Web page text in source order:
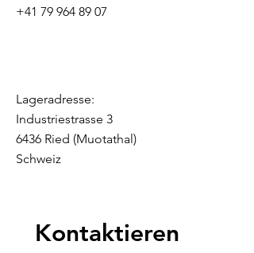
+41 79 964 89 07
Lageradresse:
Industriestrasse 3
6436 Ried (Muotathal)
Schweiz
Kontaktieren